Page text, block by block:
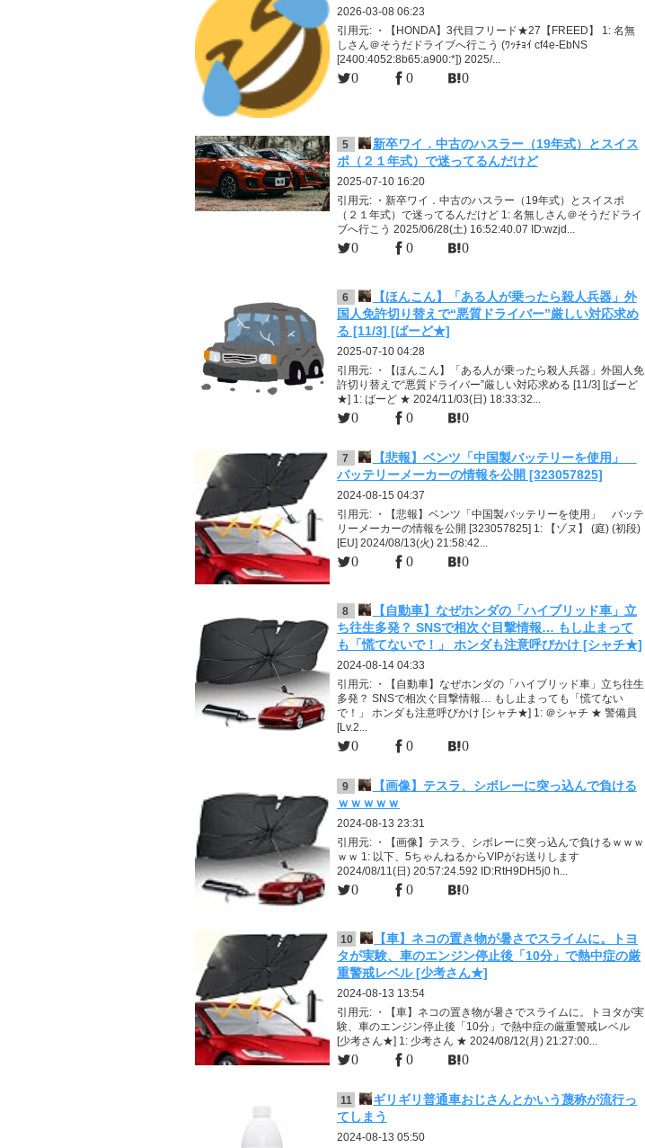
2026-03-08 06:23
引用元: ・【HONDA】3代目フリード★27【FREED】 1: 名無
しさん＠そうだドライブへ行こう (ﾜｯﾁｮｲ cf4e-EbNS
[2400:4052:8b65:a900:*]) 2025/...
0 0 0
5
新卒ワイ．中古のハスラー（19年式）とスイス
ポ（２１年式）で迷ってるんだけど
2025-07-10 16:20
引用元: ・新卒ワイ．中古のハスラー（19年式）とスイスポ
（２１年式）で迷ってるんだけど 1: 名無しさん＠そうだドライ
ブへ行こう 2025/06/28(土) 16:52:40.07 ID:wzjd...
0 0 0
6
【ほんこん】「ある人が乗ったら殺人兵器」外
国人免許切り替えで“悪質ドライバー”厳しい対応求め
る [11/3] [ばーど★]
2025-07-10 04:28
引用元: ・【ほんこん】「ある人が乗ったら殺人兵器」外国人免
許切り替えで“悪質ドライバー”厳しい対応求める [11/3] [ばーど
★] 1: ばーど ★ 2024/11/03(日) 18:33:32...
0 0 0
7
【悲報】ベンツ「中国製バッテリーを使用」
バッテリーメーカーの情報を公開 [323057825]
2024-08-15 04:37
引用元: ・【悲報】ベンツ「中国製バッテリーを使用」 バッテ
リーメーカーの情報を公開 [323057825] 1: 【ゾヌ】 (庭) (初段)
[EU] 2024/08/13(火) 21:58:42...
0 0 0
8
【自動車】なぜホンダの「ハイブリッド車」立
ち往生多発？ SNSで相次ぐ目撃情報… もし止まって
も「慌てないで！」 ホンダも注意呼びかけ [シャチ★]
2024-08-14 04:33
引用元: ・【自動車】なぜホンダの「ハイブリッド車」立ち往生
多発？ SNSで相次ぐ目撃情報… もし止まっても「慌てない
で！」 ホンダも注意呼びかけ [シャチ★] 1: ＠シャチ ★ 警備員
[Lv.2...
0 0 0
9
【画像】テスラ、シボレーに突っ込んで負ける
ｗｗｗｗｗ
2024-08-13 23:31
引用元: ・【画像】テスラ、シボレーに突っ込んで負けるｗｗｗ
ｗｗ 1: 以下、5ちゃんねるからVIPがお送りします
2024/08/11(日) 20:57:24.592 ID:RtH9DH5j0 h...
0 0 0
10
【車】ネコの置き物が暑さでスライムに。トヨ
タが実験、車のエンジン停止後「10分」で熱中症の厳
重警戒レベル [少考さん★]
2024-08-13 13:54
引用元: ・【車】ネコの置き物が暑さでスライムに。トヨタが実
験、車のエンジン停止後「10分」で熱中症の厳重警戒レベル
[少考さん★] 1: 少考さん ★ 2024/08/12(月) 21:27:00...
0 0 0
11
ギリギリ普通車おじさんとかいう蔑称が流行っ
てしまう
2024-08-13 05:50